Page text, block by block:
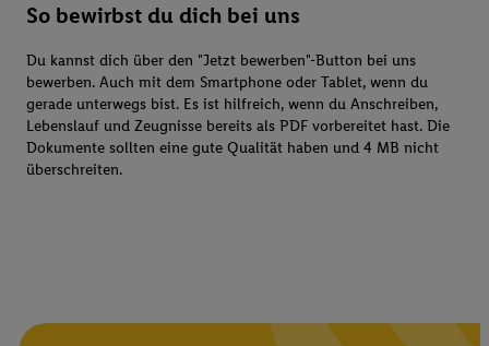
So bewirbst du dich bei uns
Du kannst dich über den "Jetzt bewerben"-Button bei uns
bewerben. Auch mit dem Smartphone oder Tablet, wenn du
gerade unterwegs bist. Es ist hilfreich, wenn du Anschreiben,
Lebenslauf und Zeugnisse bereits als PDF vorbereitet hast. Die
Dokumente sollten eine gute Qualität haben und 4 MB nicht
überschreiten.